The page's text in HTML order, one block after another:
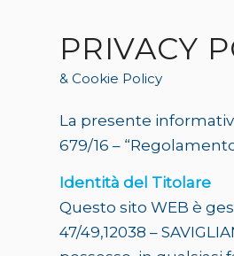
PRIVACY
& Cookie Policy
La presente
679/16 –
Identità del Titolare
Questo sito WEB è
47/49,12038 –